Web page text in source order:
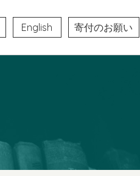
English
寄付のお願い